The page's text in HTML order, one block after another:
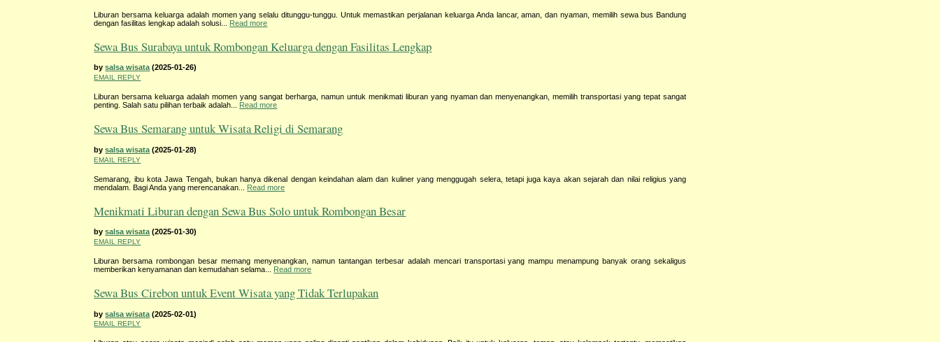
Liburan bersama keluarga adalah momen yang selalu ditunggu-tunggu. Untuk memastikan perjalanan keluarga Anda lancar, aman, dan nyaman, memilih sewa bus Bandung
dengan fasilitas lengkap adalah solusi... Read more
Sewa Bus Surabaya untuk Rombongan Keluarga dengan Fasilitas Lengkap
bysalsa wisata(2025-01-26)
EMAIL REPLY
Liburan bersama keluarga adalah momen yang sangat berharga, namun untuk menikmati liburan yang nyaman dan menyenangkan, memilih transportasi yang tepat sangat
penting. Salah satu pilihan terbaik adalah...
Read more
Sewa Bus Semarang untuk Wisata Religi di Semarang
bysalsa wisata (2025-01-28)
EMAIL REPLY
Semarang, ibu kota Jawa Tengah, bukan hanya dikenal dengan keindahan alam dan kuliner yang menggugah selera, tetapi juga kaya akan sejarah dan nilai religius yang
mendalam. Bagi Anda yang merencanakan... Read more
Menikmati Liburan dengan Sewa Bus Solo untuk Rombongan Besar
bysalsa wisata (2025-01-30)
EMAIL REPLY
Liburan bersama rombongan besar memang menyenangkan, namun tantangan terbesar adalah mencari transportasi yang mampu menampung banyak orang sekaligus
memberikan kenyamanan dan kemudahan selama... Read more
Sewa Bus Cirebon untuk Event Wisata yang Tidak Terlupakan
bysalsa wisata (2025-02-01)
EMAIL REPLY